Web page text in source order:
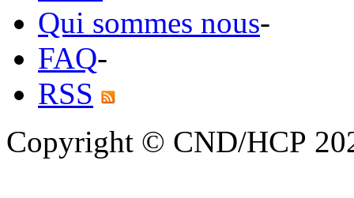
Qui sommes nous-
FAQ-
RSS
Copyright © CND/HCP